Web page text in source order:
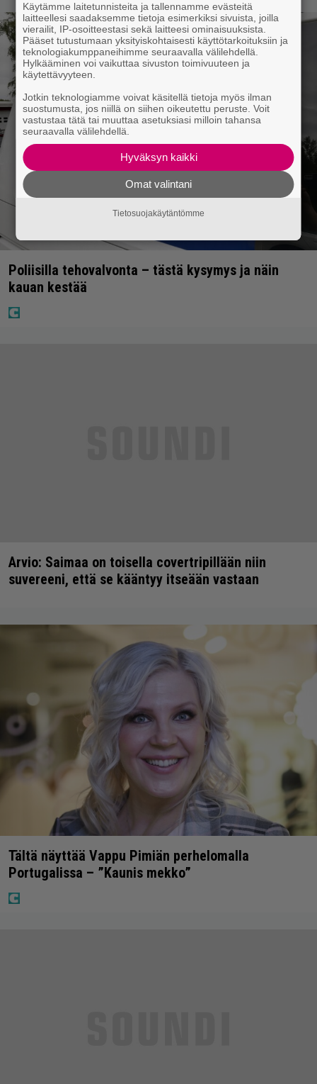
Poliisilla tehovalvonta – tästä kysymys ja näin
kauan kestää
Arvio: Saimaa on toisella covertripillään niin
suvereeni, että se kääntyy itseään vastaan
Tältä näyttää Vappu Pimiän perhelomalla
Portugalissa – ”Kaunis mekko”
Käytämme laitetunnisteita ja tallennamme evästeitä
laitteellesi saadaksemme tietoja esimerkiksi sivuista, joilla
vierailit, IP-osoitteestasi sekä laitteesi ominaisuuksista.
Pääset tutustumaan yksityiskohtaisesti käyttötarkoituksiin ja
teknologiakumppaneihimme seuraavalla välilehdellä.
Hylkääminen voi vaikuttaa sivuston toimivuuteen ja
käytettävyyteen.
Jotkin teknologiamme voivat käsitellä tietoja myös ilman
suostumusta, jos niillä on siihen oikeutettu peruste. Voit
vastustaa tätä tai muuttaa asetuksiasi milloin tahansa
seuraavalla välilehdellä.
Hyväksyn kaikki
Omat valintani
Tietosuojakäytäntömme